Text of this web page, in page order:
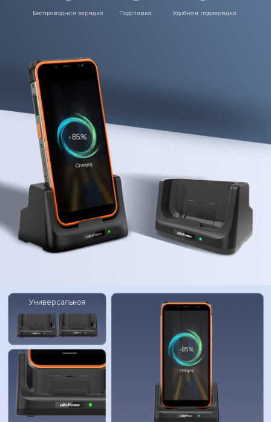
Беспроводная зарядка Подставка Удобная подзарядка
Универсальная